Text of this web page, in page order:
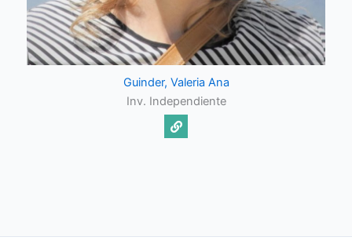
Guinder, Valeria Ana
Inv. Independiente